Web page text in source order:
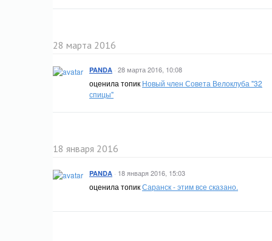
28 марта 2016
PANDA · 28 марта 2016, 10:08
оценила топик Новый член Совета Велоклуба "32
спицы"
18 января 2016
PANDA · 18 января 2016, 15:03
оценила топикСаранск - этим все сказано.